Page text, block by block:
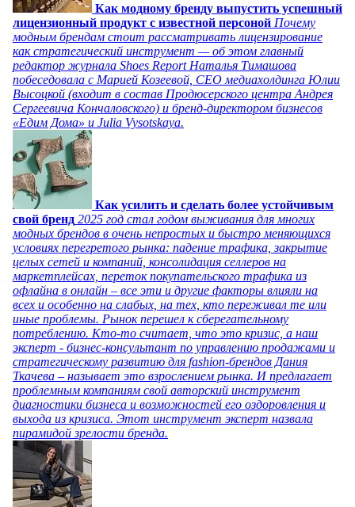
Как модному бренду выпустить успешный
лицензионный продукт с известной персоной Почему
модным брендам стоит рассматривать лицензирование
как стратегический инструмент — об этом главный
редактор журнала Shoes Report Наталья Тимашова
побеседовала с Марией Козеевой, СЕО медиахолдинга Юлии
Высоцкой (входит в состав Продюсерского центра Андрея
Сергеевича Кончаловского) и бренд-директором бизнесов
«Едим Дома» и Julia Vysotskaya.
Как усилить и сделать более устойчивым
свой бренд 2025 год стал годом выживания для многих
модных брендов в очень непростых и быстро меняющихся
условиях перегретого рынка: падение трафика, закрытие
целых сетей и компаний, консолидация селлеров на
маркетплейсах, переток покупательского трафика из
офлайна в онлайн – все эти и другие факторы влияли на
всех и особенно на слабых, на тех, кто переживал те или
иные проблемы. Рынок перешел к сберегательному
потреблению. Кто-то считает, что это кризис, а наш
эксперт - бизнес-консультант по управлению продажами и
стратегическому развитию для fashion-брендов Дания
Ткачева – называет это взрослением рынка. И предлагает
проблемным компаниям свой авторский инструмент
диагностики бизнеса и возможностей его оздоровления и
выхода из кризиса. Этот инструмент эксперт назвала
пирамидой зрелости бренда.